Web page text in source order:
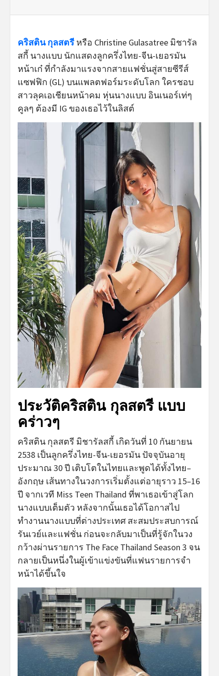
คริสติน กุลสตรี หรือ Christine Gulasatree มิชารัล
สกี้ นางแบบ นักแสดงลูกครึ่งไทย-จีน-เยอรมัน
หน้าเก๋ ที่กำลังมาแรงจากสายแฟชั่นสู่สายซีรีส์
แซฟฟิก (GL) บนแพลตฟอร์มระดับโลก ใครชอบ
สาวลุคเอเชียนหน้าคม หุ่นนางแบบ อินเนอร์เท่ๆ
คูลๆ ต้องมี IG ของเธอไว้ในลิสต์
ประวัติคริสติน กุลสตรี แบบ
คร่าวๆ
คริสติน กุลสตรี มิชารัลสกี้ เกิดวันที่ 10 กันยายน
2538 เป็นลูกครึ่งไทย-จีน-เยอรมัน ปัจจุบันอายุ
ประมาณ 30 ปี เติบโตในไทยและพูดได้ทั้งไทย–
อังกฤษ เส้นทางในวงการเริ่มตั้งแต่อายุราว 15–16
ปี จากเวที Miss Teen Thailand ที่พาเธอเข้าสู่โลก
นางแบบเต็มตัว หลังจากนั้นเธอได้โอกาสไป
ทำงานนางแบบที่ต่างประเทศ สะสมประสบการณ์
รันเวย์และแฟชั่น ก่อนจะกลับมาเป็นที่รู้จักในวง
กว้างผ่านรายการ The Face Thailand Season 3 จน
กลายเป็นหนึ่งในผู้เข้าแข่งขันที่แฟนรายการจำ
หน้าได้ขึ้นใจ